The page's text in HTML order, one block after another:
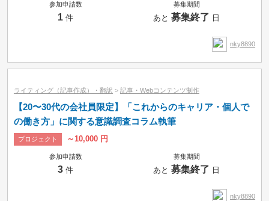
参加申請数
1 件
募集期間
あと募集終了 日
nky8890
ライティング（記事作成）・翻訳 > 記事・Webコンテンツ制作
【20〜30代の会社員限定】「これからのキャリア・個人で
の働き方」に関する意識調査コラム執筆
プロジェクト ～10,000 円
参加申請数
3 件
募集期間
あと募集終了 日
nky8890